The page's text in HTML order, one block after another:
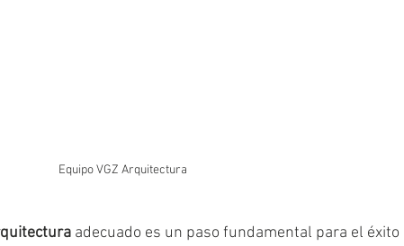
Equipo VGZ Arquitectura
adecuado es un paso fundamental para el éxito